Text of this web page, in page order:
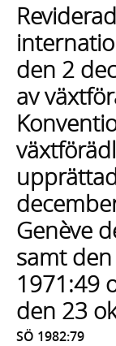
med
sökförslag
den 2
av
Genève
samt
1971:49
den 23
SÖ 1982:79